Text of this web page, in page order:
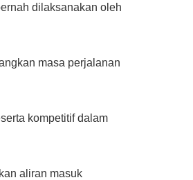
dilaksanakan oleh
masa perjalanan
kompetitif dalam
aliran masuk